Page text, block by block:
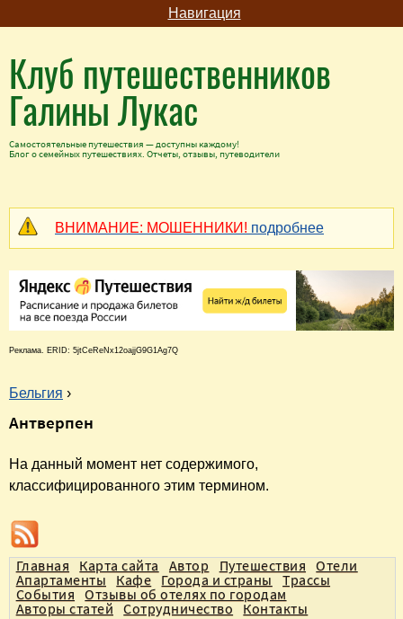
Навигация
Клуб путешественников
Галины Лукас
Самостоятельные путешествия — доступны каждому!
Блог о семейных путешествиях. Отчеты, отзывы, путеводители
ВНИМАНИЕ: МОШЕННИКИ! подробнее
Реклама. ERID: 5jtCeReNx12oajjG9G1Ag7Q
В
з
д
е
с
ь
Бельгия ›
Антверпен
На данный момент нет содержимого,
классифицированного этим термином.
Главная Карта сайта Автор Путешествия
Отели
Апартаменты Кафе Города и страны Трассы
События Отзывы об отелях по городам
Авторы статей Сотрудничество Контакты